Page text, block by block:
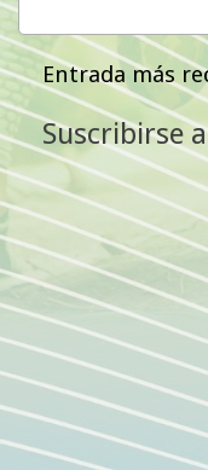
Entrada más
Suscribirse